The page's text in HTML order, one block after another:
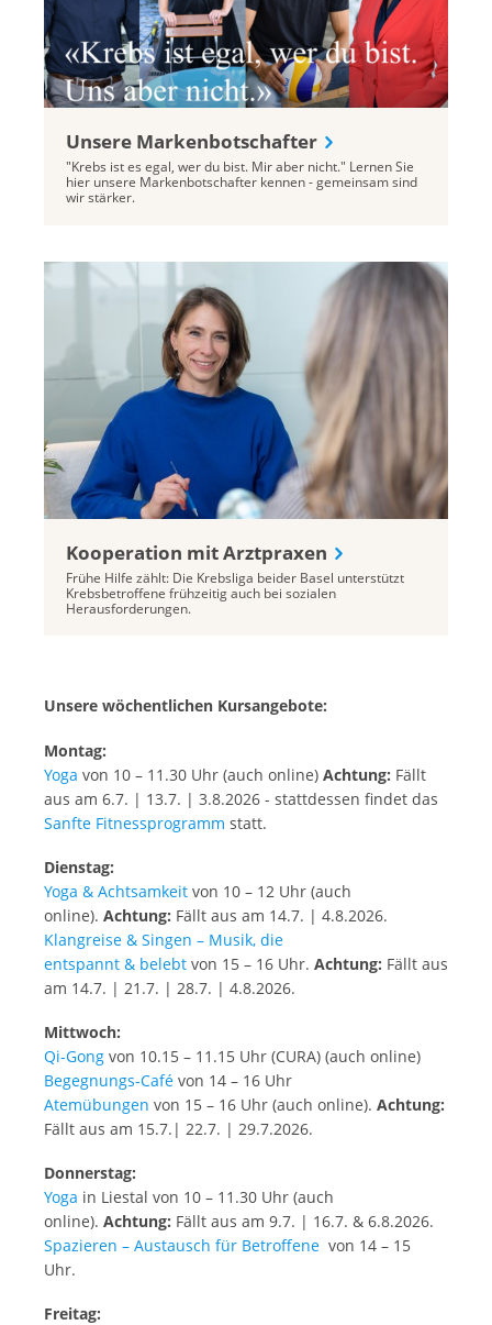
Unsere Markenbotschafter
"Krebs ist es egal, wer du bist. Mir aber nicht." Lernen Sie
hier unsere Markenbotschafter kennen - gemeinsam sind
wir stärker.
Kooperation mit Arztpraxen
Frühe Hilfe zählt: Die Krebsliga beider Basel unterstützt
Krebsbetroffene frühzeitig auch bei sozialen
Herausforderungen.
Unsere wöchentlichen Kursangebote:
Montag:
Yoga von 10 – 11.30 Uhr (auch online) Achtung: Fällt
aus am 6.7. | 13.7. | 3.8.2026 - stattdessen findet das
Sanfte Fitnessprogramm statt.
Dienstag:
Yoga & Achtsamkeit von 10 – 12 Uhr (auch
online). Achtung: Fällt aus am 14.7. | 4.8.2026.
Klangreise & Singen – Musik, die
entspannt & belebt von 15 – 16 Uhr. Achtung: Fällt aus
am 14.7. | 21.7. | 28.7. | 4.8.2026.
Mittwoch:
Qi-Gong von 10.15 – 11.15 Uhr (CURA) (auch online)
Begegnungs-Café von 14 – 16 Uhr
Atemübungen von 15 – 16 Uhr (auch online). Achtung:
Fällt aus am 15.7.| 22.7. | 29.7.2026.
Donnerstag:
Yoga in Liestal von 10 – 11.30 Uhr (auch
online). Achtung: Fällt aus am 9.7. | 16.7. & 6.8.2026.
Spazieren – Austausch für Betroffene von 14 – 15
Uhr.
Freitag: